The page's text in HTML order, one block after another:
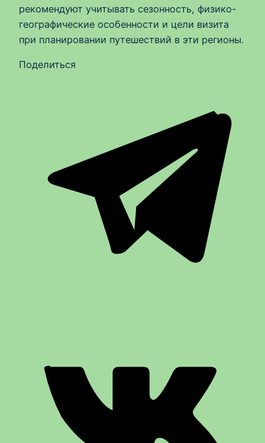
рекомендуют учитывать сезонность, физико-
географические особенности и цели визита
при планировании путешествий в эти регионы.
Поделиться